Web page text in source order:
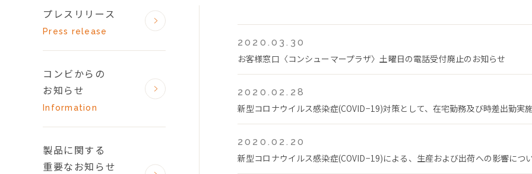
2020.03.30
お客様窓口〈コンシューマープラザ〉土曜日の電話受付廃止のお知らせ
2020.02.28
新型コロナウイルス感染症(COVID−19)対策として、在宅勤務及び時差出勤実
2020.02.20
新型コロナウイルス感染症(COVID−19)による、生産および出荷への影響につ
プレスリリース
Press release
コンビからの
お知らせ
Information
製品に関する
重要なお知らせ